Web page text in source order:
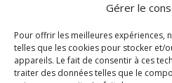
Gérer le
Pour offrir les meilleures expériences,
telles que les cookies pour stocker et/
appareils. Le fait de consentir à ces
traiter des données telles que le
06 Juil 2026
Étude d’évaluabilité des
d’accompagnement à